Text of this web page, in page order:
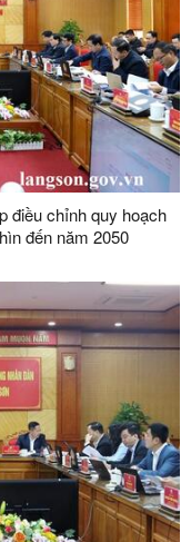
điều chỉnh quy hoạch
đến năm 2050